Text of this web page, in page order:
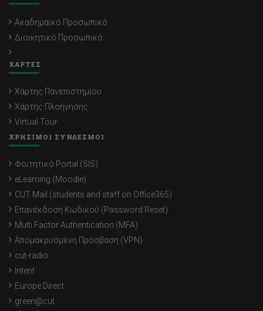
Νίκη Μαρία Χριστοφή
Ευτυχία Ψαρά
Μαρία Νεοφύτου
Νικόλας Νεοκλέους
Ακαδημαϊκό Προσωπικό
Διοικητικό Προσωπικό
ΧΑΡΤΕΣ
Χάρτης Πανεπιστημίου
Χάρτης Πλοήγησης
Virtual Tour
ΧΡΗΣΙΜΟΙ ΣΥΝΔΕΣΜΟΙ
Φοιτητικό Portal (SIS)
eLearning (Moodle)
CUT Mail (students and staff on Office365)
Επανέκδοση Κωδικού (Password Reset)
Multi Factor Authentication (MFA)
Απομακρυσμένη Πρόσβαση (VPN)
cut-radio
Intent
Europe Direct
green@cut